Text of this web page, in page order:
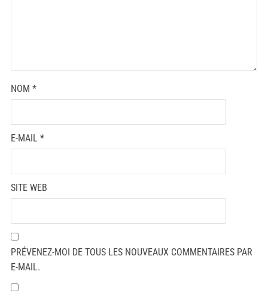
NOM *
E-MAIL *
SITE WEB
PRÉVENEZ-MOI DE TOUS LES NOUVEAUX COMMENTAIRES PAR
E-MAIL.